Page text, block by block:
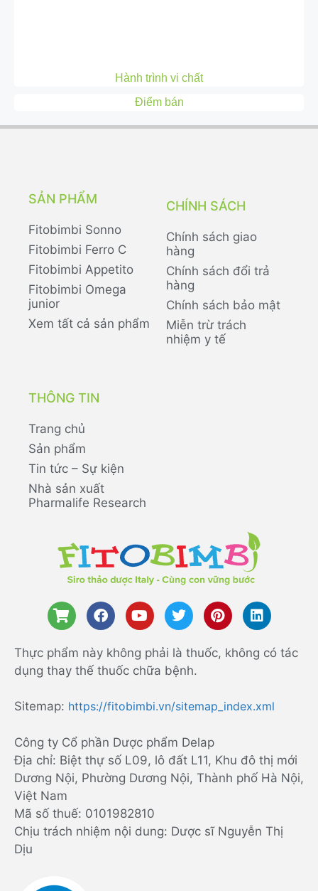
Hành trình vi chất
Điểm bán
SẢN PHẨM
Fitobimbi Sonno
Fitobimbi Ferro C
Fitobimbi Appetito
Fitobimbi Omega
junior
Xem tất cả sản phẩm
CHÍNH SÁCH
Chính sách giao
hàng
Chính sách đổi trả
hàng
Chính sách bảo mật
Miễn trừ trách
nhiệm y tế
THÔNG TIN
Trang chủ
Sản phẩm
Tin tức – Sự kiện
Nhà sản xuất
Pharmalife Research
Thực phẩm này không phải là thuốc, không có tác
dụng thay thế thuốc chữa bệnh.
Sitemap: https://fitobimbi.vn/sitemap_index.xml
Công ty Cổ phần Dược phẩm Delap
Địa chỉ: Biệt thự số L09, lô đất L11, Khu đô thị mới
Dương Nội, Phường Dương Nội, Thành phố Hà Nội,
Việt Nam
Mã số thuế: 0101982810
Chịu trách nhiệm nội dung: Dược sĩ Nguyễn Thị
Dịu